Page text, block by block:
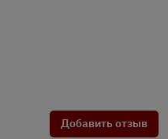
Добавить отзыв